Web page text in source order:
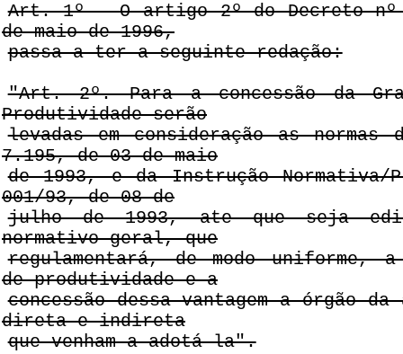
Art. 1º - O artigo 2º do Decreto nº
de maio de 1996,
passa a ter a seguinte redação:
"Art. 2º. Para a concessão da
Produtividade serão
levadas em consideração as normas
7.195, de 03 de maio
de 1993, e da Instrução Normativa/
001/93, de 08 de
julho de 1993, ate que seja
normativo geral, que
regulamentará, de modo uniforme,
de produtividade e a
concessão dessa vantagem a órgão
direta e indireta
que venham a adotá-la".